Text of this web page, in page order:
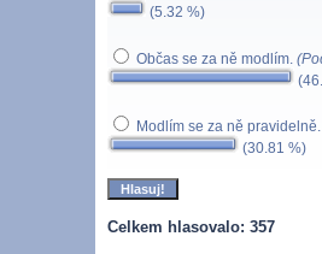
(5.32 %)
Občas se za ně modlím.
Modlím se za ně
(30.81 %)
Celkem hlasovalo: 357